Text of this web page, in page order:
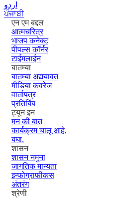
اردو
ਪੰਜਾਬੀ
एन एम बद्दल
आत्मचरित्र
भाजप कनेक्ट
पीपल्स कॉर्नर
टाईमलाईन
बातम्या
बातम्या अद्ययावत
मीडिया कवरेज
वार्तापत्र
प्रतिबिंब
ट्यून इन
मन की बात
कार्यक्रम चालू आहे,
बघा.
शासन
शासन नमुना
जागतिक मान्यता
इन्फोग्राफीकस
अंतरंग
श्रेणी